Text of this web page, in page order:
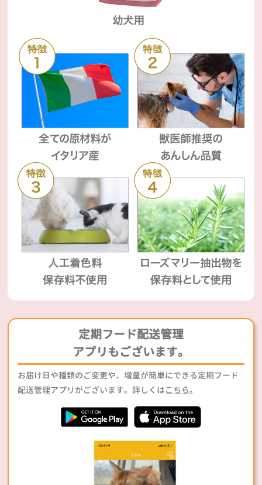
定期フード配送管理
アプリもございます。
お届け日や種類のご変更や、増量が簡単にできる定期フード
配送管理アプリがございます。詳しくはこちら。